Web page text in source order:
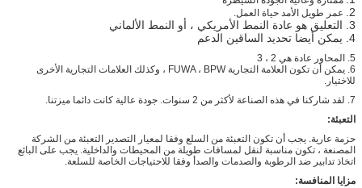
2. عمر طويل الأمد حياة العمل.
3. التعليق هو عادة النمط الأمريكي ، أو النمط الألماني
4. يمكن أيضا تحديد الساقين الدعم
5. المحاور عادة هي 2 ، 3
6. يمكن أن تكون العلامة التجارية FUWA ، BPW ، وكذلك العلامات التجارية الأخرى
للاختيار.
7. لقد شاركنا في هذه الصناعة لأكثر من 2 سنوات. جودة عالية كانت دائما ميزتنا.
التعبئة:
حزمة عارية. يجب أن تكون التعبئة من السلع وفقا لمعيار التصدير التعبئة من الشركة
المصنعة ، تكون مناسبة لنقل لمسافات طويلة من المحيطات والداخلية. يجب على البائع
اتخاذ تدابير ضد الرطوبة والصدمات والصدأ وفقا للاحتياجات الخاصة للسلعة.
مزايا المنافسة: